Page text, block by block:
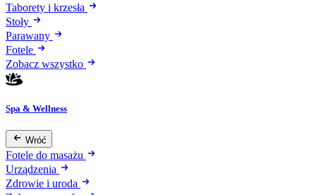
Taborety i krzesła
Stoły
Parawany
Fotele
Zobacz wszystko
Spa & Wellness
Wróć
Fotele do masażu
Urządzenia
Zdrowie i uroda